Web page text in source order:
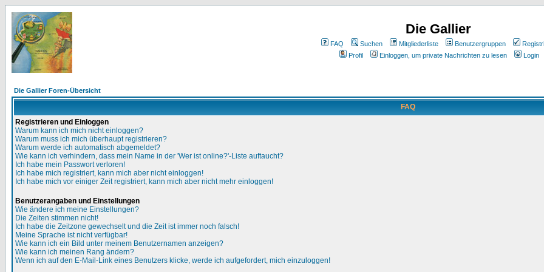
Die Gallier
FAQ Suchen Mitgliederliste Benutzergruppen
Profil
Einloggen, um private Nachrichten zu lesen Login
Die Gallier Foren-Übersicht
FAQ
Registrieren und Einloggen
Warum kann ich mich nicht einloggen?
Warum muss ich mich überhaupt registrieren?
Warum werde ich automatisch abgemeldet?
Wie kann ich verhindern, dass mein Name in der 'Wer ist online?'-Liste auftaucht?
Ich habe mein Passwort verloren!
Ich habe mich registriert, kann mich aber nicht einloggen!
Ich habe mich vor einiger Zeit registriert, kann mich aber nicht mehr einloggen!
Benutzerangaben und Einstellungen
Wie ändere ich meine Einstellungen?
Die Zeiten stimmen nicht!
Ich habe die Zeitzone gewechselt und die Zeit ist immer noch falsch!
Meine Sprache ist nicht verfügbar!
Wie kann ich ein Bild unter meinem Benutzernamen anzeigen?
Wie kann ich meinen Rang ändern?
Wenn ich auf den E-Mail-Link eines Benutzers klicke, werde ich aufgefordert, mich einzuloggen!